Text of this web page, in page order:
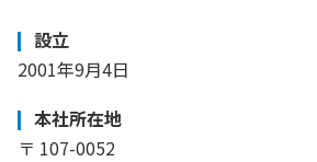
設立
2001年9月4日
本社所在地
〒 107-0052